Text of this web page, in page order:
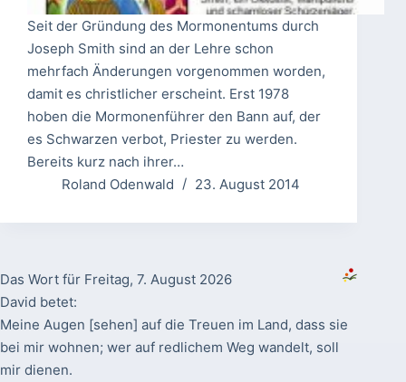
Seit der Gründung des Mormonentums durch
Joseph Smith sind an der Lehre schon
mehrfach Änderungen vorgenommen worden,
damit es christlicher erscheint. Erst 1978
hoben die Mormonenführer den Bann auf, der
es Schwarzen verbot, Priester zu werden.
Bereits kurz nach ihrer…
Roland Odenwald
23. August 2014
Das Wort für Freitag, 7. August 2026
David betet:
Meine Augen [sehen] auf die Treuen im Land, dass sie
bei mir wohnen; wer auf redlichem Weg wandelt, soll
mir dienen.